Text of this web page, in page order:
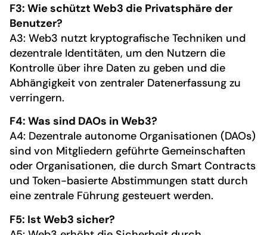
F3: Wie schützt Web3 die Privatsphäre der
Benutzer?
A3: Web3 nutzt kryptografische Techniken und
dezentrale Identitäten, um den Nutzern die
Kontrolle über ihre Daten zu geben und die
Abhängigkeit von zentraler Datenerfassung zu
verringern.
F4: Was sind DAOs in Web3?
A4: Dezentrale autonome Organisationen (DAOs)
sind von Mitgliedern geführte Gemeinschaften
oder Organisationen, die durch Smart Contracts
und Token-basierte Abstimmungen statt durch
eine zentrale Führung gesteuert werden.
F5: Ist Web3 sicher?